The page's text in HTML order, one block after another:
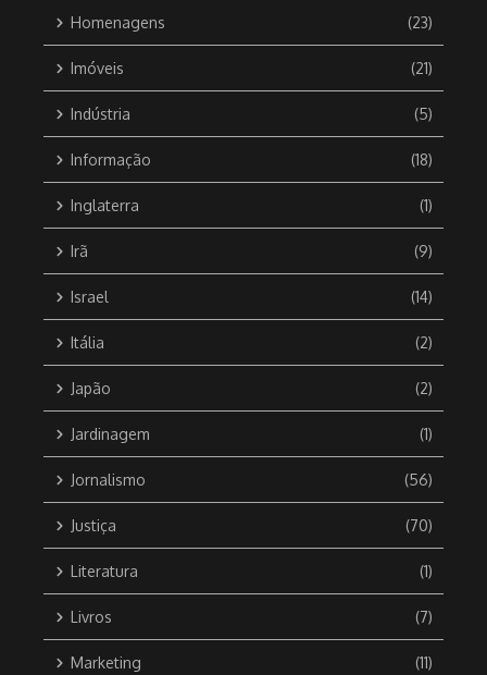
Homenagens (23)
Imóveis (21)
Indústria (5)
Informação (18)
Inglaterra (1)
Irã (9)
Israel (14)
Itália (2)
Japão (2)
Jardinagem (1)
Jornalismo (56)
Justiça (70)
Literatura (1)
Livros (7)
Marketing (11)